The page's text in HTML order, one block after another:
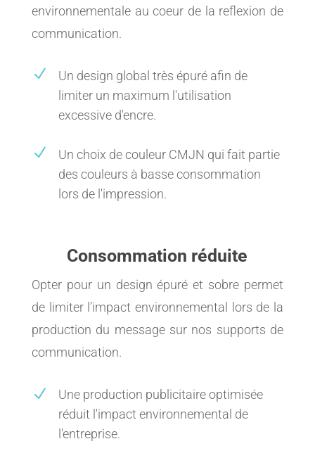
environnementale au coeur de la reflexion de
communication.
N
Un design global très épuré afin de
limiter un maximum l'utilisation
excessive d'encre.
N
Un choix de couleur CMJN qui fait partie
des couleurs à basse consommation
lors de l'impression.
Consommation réduite
Opter pour un design épuré et sobre permet
de limiter l’impact environnemental lors de la
production du message sur nos supports de
communication.
N
Une production publicitaire optimisée
réduit l'impact environnemental de
l'entreprise.